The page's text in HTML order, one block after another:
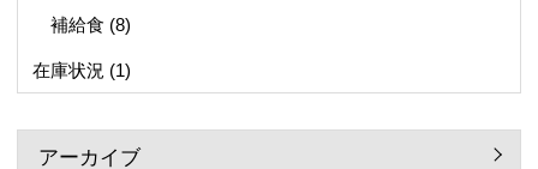
補給食 (8)
在庫状況 (1)
アーカイブ